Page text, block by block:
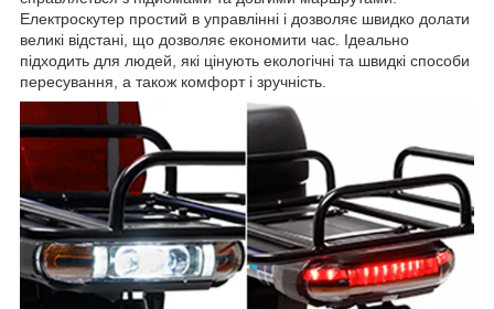
Електроскутер простий в управлінні і дозволяє швидко долати
великі відстані, що дозволяє економити час. Ідеально
підходить для людей, які цінують екологічні та швидкі способи
пересування, а також комфорт і зручність.